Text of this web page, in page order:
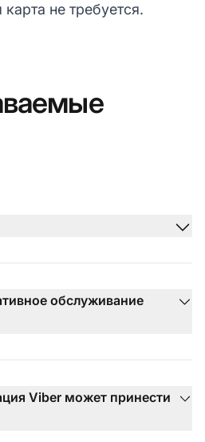
не требуется.
обслуживание
Viber может принести